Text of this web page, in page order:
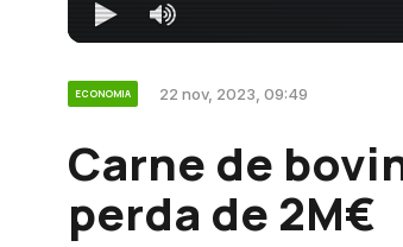
ECONOMIA 22 nov, 2023, 09:49
Carne de
perda de 2M€